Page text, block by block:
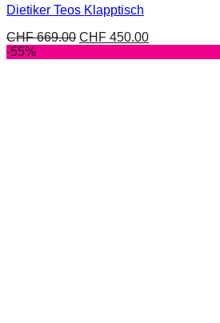
Dietiker Teos Klapptisch
CHF669.00 CHF 450.00
-55%